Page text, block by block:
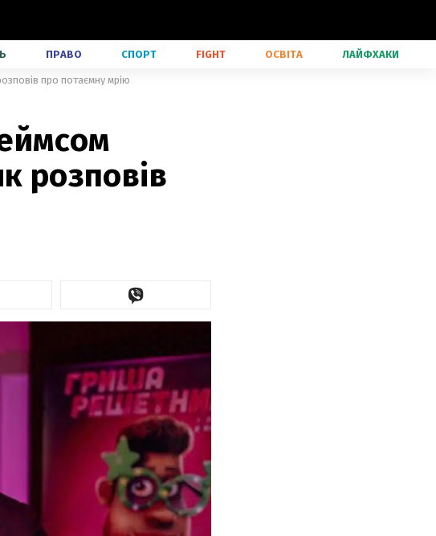
ПРАВО СПОРТ FIGHT ОСВІТА ЛАЙФХАКИ
про потаємну мрію
розповів